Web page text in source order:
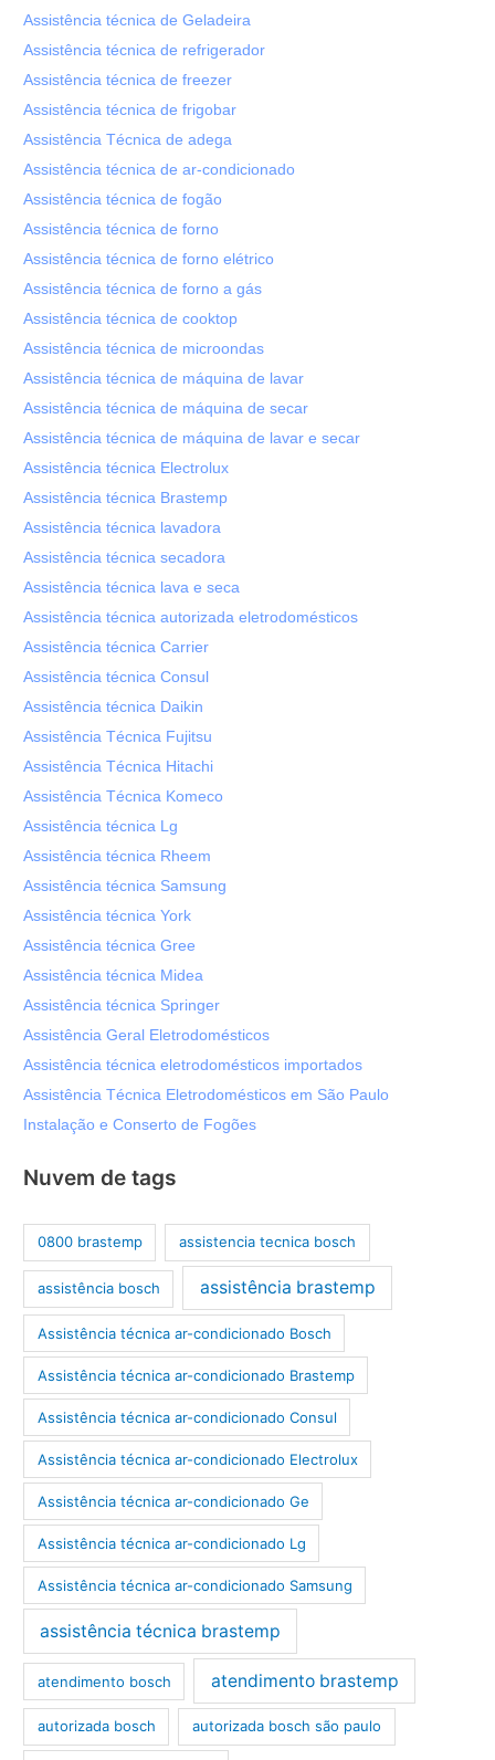
Assistência técnica de Geladeira
Assistência técnica de refrigerador
Assistência técnica de freezer
Assistência técnica de frigobar
Assistência Técnica de adega
Assistência técnica de ar-condicionado
Assistência técnica de fogão
Assistência técnica de forno
Assistência técnica de forno elétrico
Assistência técnica de forno a gás
Assistência técnica de cooktop
Assistência técnica de microondas
Assistência técnica de máquina de lavar
Assistência técnica de máquina de secar
Assistência técnica de máquina de lavar e secar
Assistência técnica Electrolux
Assistência técnica Brastemp
Assistência técnica lavadora
Assistência técnica secadora
Assistência técnica lava e seca
Assistência técnica autorizada eletrodomésticos
Assistência técnica Carrier
Assistência técnica Consul
Assistência técnica Daikin
Assistência Técnica Fujitsu
Assistência Técnica Hitachi
Assistência Técnica Komeco
Assistência técnica Lg
Assistência técnica Rheem
Assistência técnica Samsung
Assistência técnica York
Assistência técnica Gree
Assistência técnica Midea
Assistência técnica Springer
Assistência Geral Eletrodomésticos
Assistência técnica eletrodomésticos importados
Assistência Técnica Eletrodomésticos em São Paulo
Instalação e Conserto de Fogões
Nuvem de tags
0800 brastemp assistencia tecnica bosch
assistência bosch assistência brastemp
Assistência técnica ar-condicionado Bosch
Assistência técnica ar-condicionado Brastemp
Assistência técnica ar-condicionado Consul
Assistência técnica ar-condicionado Electrolux
Assistência técnica ar-condicionado Ge
Assistência técnica ar-condicionado Lg
Assistência técnica ar-condicionado Samsung
assistência técnica brastemp
atendimento bosch atendimento brastemp
autorizada bosch autorizada bosch são paulo